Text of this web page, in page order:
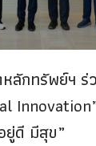
หลักทรัพย์ฯ
ยู่ดี มีสุข”